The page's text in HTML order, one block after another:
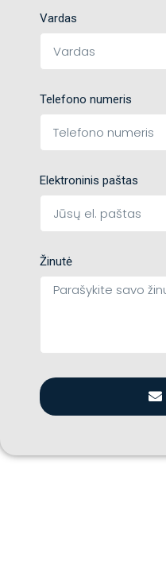
Vardas
Telefono numeris
Elektroninis paštas
Žinutė